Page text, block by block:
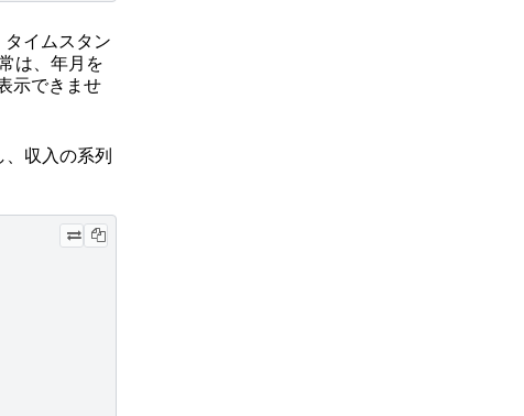
イムスタン
は、年月を
示できませ
、収入の系列